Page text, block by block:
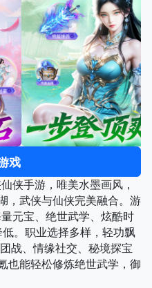
戏
侠手游，唯美水墨画风，
，武侠与仙侠完美融合。游
元宝、绝世武学、炫酷时
。职业选择多样，轻功飘
战、情缘社交、秘境探宝
也能轻松修炼绝世武学，御